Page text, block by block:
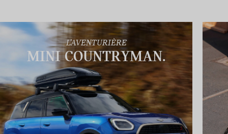
L’AVENTURIÈRE
MINI COUNTRYMAN.